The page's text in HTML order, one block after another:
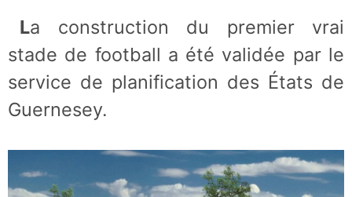
La construction du premier vrai
stade de football a été validée par le
service de planification des États de
Guernesey.